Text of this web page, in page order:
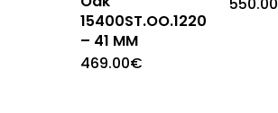
15400ST.OO.1220ST.03
– 41 MM
469.00€